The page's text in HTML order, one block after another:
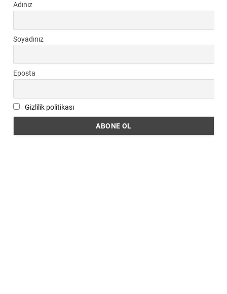
Adınız
Soyadınız
Eposta
Gizlilik politikası